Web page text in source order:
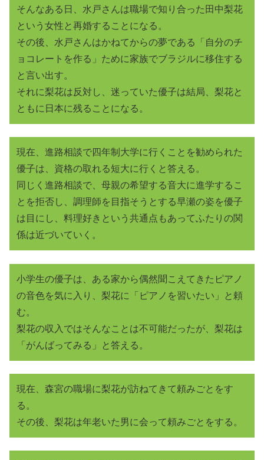
そんなある日、水戸さんは職場で知り合った田中梨花
という女性と再婚することになる。
その後、水戸さんはかねてからの夢である「自分のチ
ョコレートを作る」ために家族でブラジルに移住する
と言い出す。
それに梨花は反対し、迷っていた優子は結局、梨花と
ともに日本に残ることになる。
現在、進路相談で四年制大学に行くことを勧められた
優子は、資格の取れる短大に行くと答える。
同じく進路相談で、母親の希望する音大に進学するこ
とを拒否し、調理師を目指そうとする早瀬の姿を優子
は目にし、料理好きという共通点もあってふたりの関
係は近づいていく。
小学生の優子は、ある家から偶然聞こえてきたピアノ
の音色を気に入り、梨花に「ピアノを習いたい」と頼
む。
梨花の収入ではそんなことは不可能だったが、梨花は
「がんばってみる」と答える。
現在、森宮の職場に梨花が訪ねてきて頼みごとをす
る。
その後、梨花は年老いた男に会って頼みごとをする。